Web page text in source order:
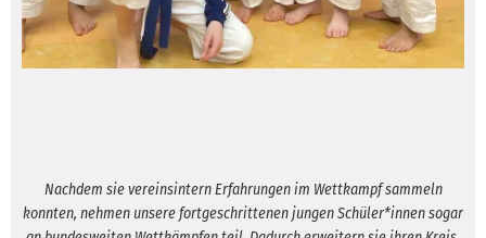
Nachdem sie vereinsintern Erfahrungen im Wettkampf sammeln
konnten, nehmen unsere fortgeschrittenen jungen Schüler*innen sogar